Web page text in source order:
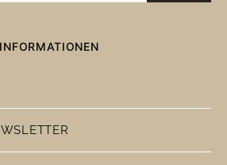
INFORMATIONEN